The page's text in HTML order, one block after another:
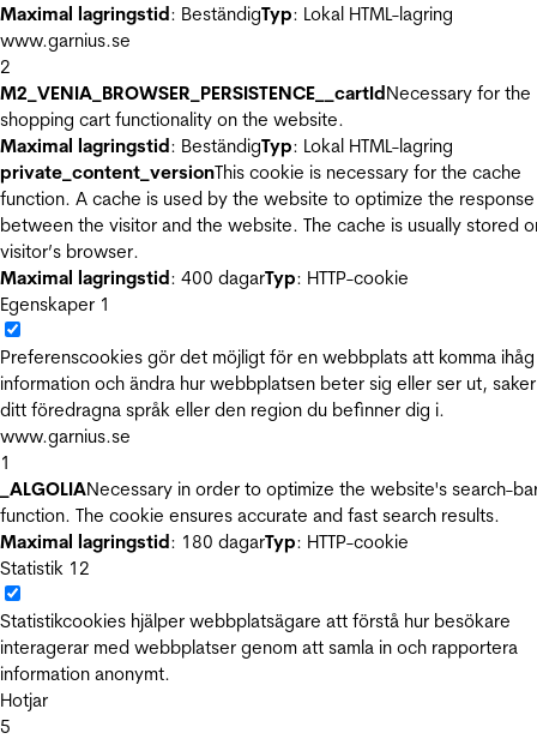
Maximal lagringstid: BeständigTyp: Lokal HTML-lagring
www.garnius.se
2
M2_VENIA_BROWSER_PERSISTENCE__cartIdNecessary for the
shopping cart functionality on the website.
Maximal lagringstid: BeständigTyp: Lokal HTML-lagring
private_content_versionThis cookie is necessary for the cache
function. A cache is used by the website to optimize the
between the visitor and the website. The cache is usually stored
visitor’s browser.
Maximal lagringstid: 400 dagarTyp: HTTP-cookie
Egenskaper 1
Preferenscookies gör det möjligt för en webbplats att komma ihåg
information och ändra hur webbplatsen beter sig eller ser ut,
ditt föredragna språk eller den region du befinner dig i.
www.garnius.se
1
_ALGOLIANecessary in order to optimize the website's search-
function. The cookie ensures accurate and fast search results.
Maximal lagringstid: 180 dagarTyp: HTTP-cookie
Statistik 12
Statistikcookies hjälper webbplatsägare att förstå hur besökare
interagerar med webbplatser genom att samla in och rapportera
information anonymt.
Hotjar
5